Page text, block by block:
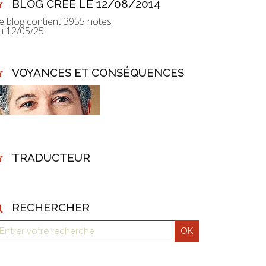
BLOG CRÉÉ LE 12/08/2014
blog contient 3955 notes
12/05/25
VOYANCES ET CONSÉQUENCES
TRADUCTEUR
RECHERCHER